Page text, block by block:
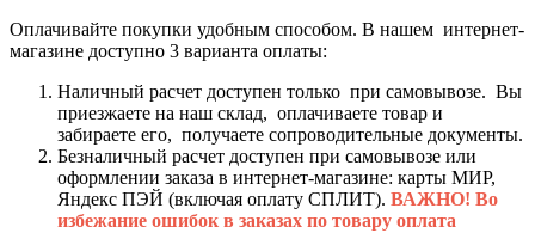
Оплачивайте покупки удобным способом. В нашем интернет-
магазине доступно 3 варианта оплаты:
Наличный расчет доступен только при самовывозе. Вы
приезжаете на наш склад, оплачиваете товар и
забираете его, получаете сопроводительные документы.
Безналичный расчет доступен при самовывозе или
оформлении заказа в интернет-магазине: карты МИР,
Яндекс ПЭЙ (включая оплату СПЛИТ). ВАЖНО! Во
избежание ошибок в заказах по товару оплата